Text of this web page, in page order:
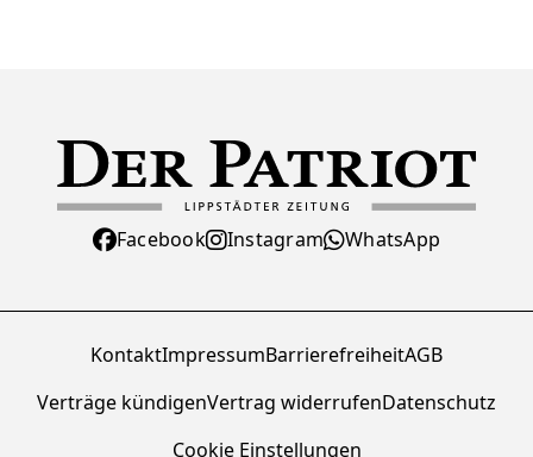
Facebook Instagram WhatsApp
KontaktImpressumBarrierefreiheitAGB
Verträge kündigenVertrag widerrufenDatenschutz
Cookie Einstellungen